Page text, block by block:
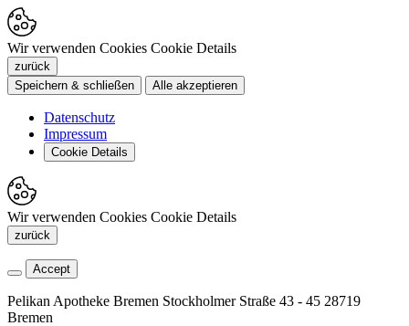
Wir verwenden Cookies Cookie Details
zurück
Speichern & schließen
Alle akzeptieren
Datenschutz
Impressum
Cookie Details
Wir verwenden Cookies Cookie Details
zurück
Accept
Pelikan Apotheke Bremen Stockholmer Straße 43 - 45 28719
Bremen